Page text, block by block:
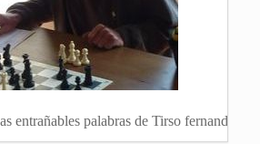
entrañables palabras de Tirso fernandez